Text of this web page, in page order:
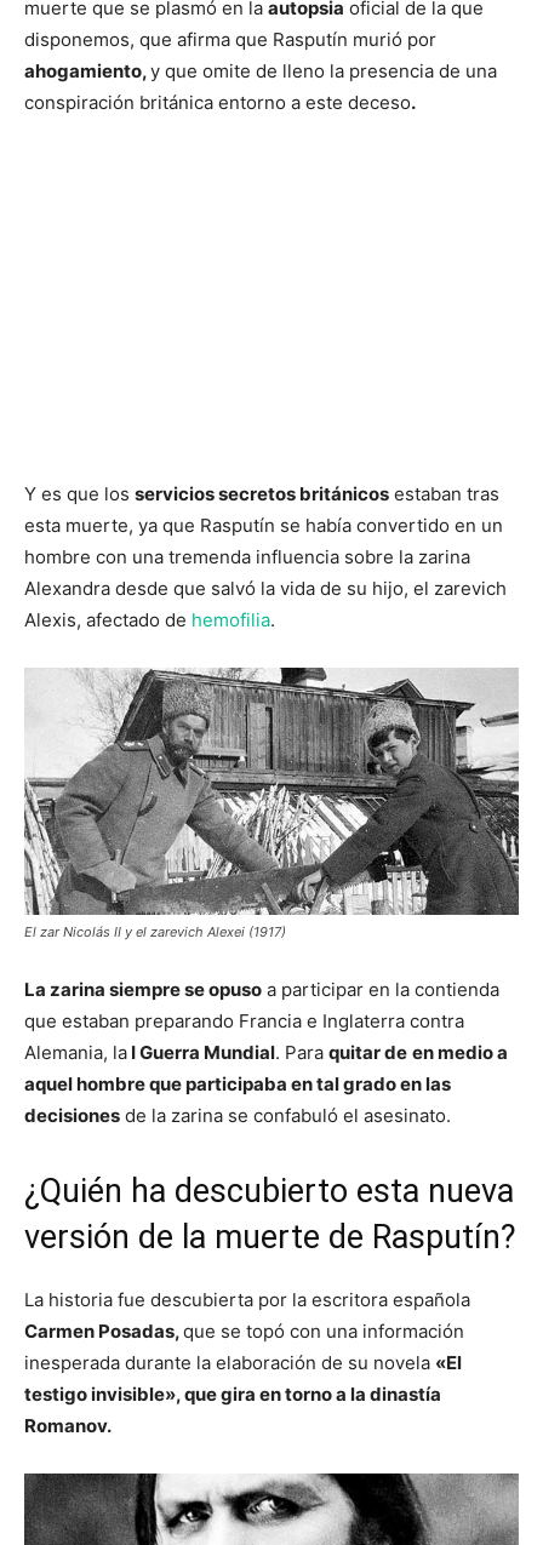
muerte que se plasmó en la autopsia oficial de la que
disponemos, que afirma que Rasputín murió por
ahogamiento,y que omite de lleno la presencia de una
conspiración británica entorno a este deceso.
Y es que los servicios secretos británicos estaban tras
esta muerte, ya que Rasputín se había convertido en un
hombre con una tremenda influencia sobre la zarina
Alexandra desde que salvó la vida de su hijo, el zarevich
Alexis, afectado de hemofilia.
El zar Nicolás II y el zarevich Alexei (1917)
La zarina siempre se opuso a participar en la contienda
que estaban preparando Francia e Inglaterra contra
Alemania, la I Guerra Mundial. Para quitar de en medio a
aquel hombre que participaba en tal grado en las
decisiones de la zarina se confabuló el asesinato.
¿Quién ha descubierto esta nueva
versión de la muerte de Rasputín?
La historia fue descubierta por la escritora española
Carmen Posadas,que se topó con una información
inesperada durante la elaboración de su novela «El
testigo invisible», que gira en torno a la dinastía
Romanov.